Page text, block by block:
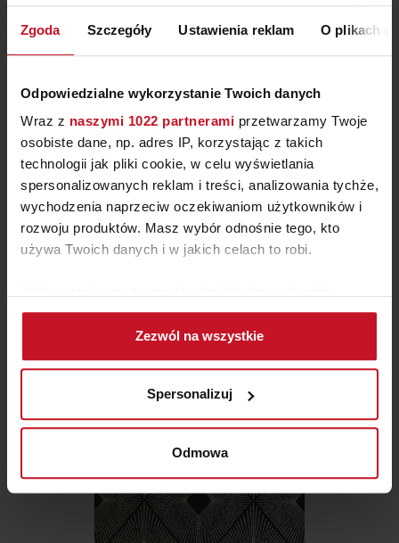
Zgoda Szczegóły Ustawienia reklam O plikach
Odpowiedzialne wykorzystanie Twoich danych
Wraz z naszymi 1022 partnerami przetwarzamy Twoje
osobiste dane, np. adres IP, korzystając z takich
technologii jak pliki cookie, w celu wyświetlania
spersonalizowanych reklam i treści, analizowania tychże,
wychodzenia naprzeciw oczekiwaniom użytkowników i
rozwoju produktów. Masz wybór odnośnie tego, kto
używa Twoich danych i w jakich celach to robi.
Gromadzić dane dotyczące Twojej lokalizacji
geograficznej z dokładnością nawet do kilku metrów
Identyfikować Twoje urządzenie, aktywnie
(fingerprinting, czyli wirtualny odcisk palca)
Dowiedz się więcej odnośnie tego, jak Twoje osobiste
dane są przetwarzane oraz ustaw własne preferencje w
zmienić lub wycofać swoją zgodę w dowolnej chwili.
Wykorzystujemy pliki cookie do spersonalizowania treści
Zezwól na wszystkie
Spersonalizuj
Odmowa